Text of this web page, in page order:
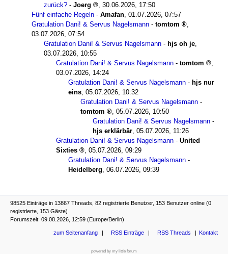
zurück? - Joerg , 30.06.2026, 17:50
Fünf einfache Regeln - Amafan, 01.07.2026, 07:57
Gratulation Dani! & Servus Nagelsmann - tomtom
,
03.07.2026, 07:54
Gratulation Dani! & Servus Nagelsmann - hjs oh je,
03.07.2026, 10:55
Gratulation Dani! & Servus Nagelsmann - tomtom
,
03.07.2026, 14:24
Gratulation Dani! & Servus Nagelsmann - hjs nur
eins, 05.07.2026, 10:32
Gratulation Dani! & Servus Nagelsmann -
tomtom
, 05.07.2026, 10:50
Gratulation Dani! & Servus Nagelsmann -
hjs erklärbär, 05.07.2026, 11:26
Gratulation Dani! & Servus Nagelsmann - United
Sixties
, 05.07.2026, 09:29
Gratulation Dani! & Servus Nagelsmann -
Heidelberg, 06.07.2026, 09:39
98525 Einträge in 13867 Threads, 82 registrierte Benutzer, 153 Benutzer online (0
registrierte, 153 Gäste)
Forumszeit: 09.08.2026, 12:59 (Europe/Berlin)
zum Seitenanfang RSS Einträge RSS Threads Kontakt
powered by my little forum